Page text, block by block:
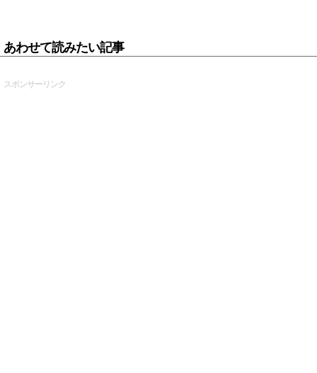
あわせて読みたい記事
スポンサーリンク